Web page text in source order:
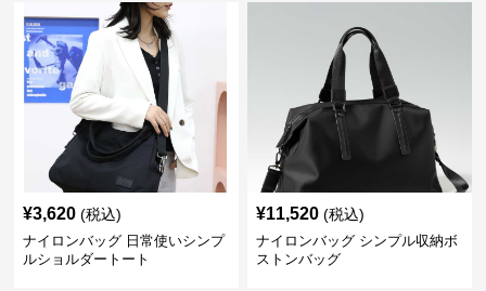
¥3,620 (税込)
ナイロンバッグ 日常使いシンプ
ルショルダートート
¥11,520 (税込)
ナイロンバッグ シンプル収納ボ
ストンバッグ